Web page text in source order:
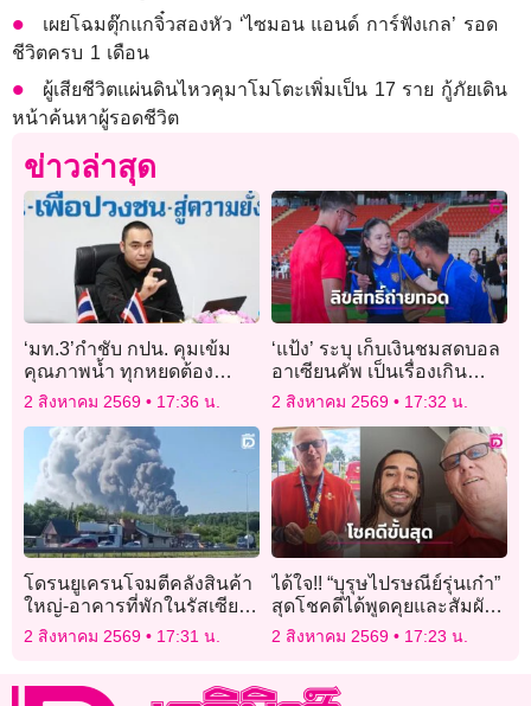
เผยโฉมตุ๊กแกจิ๋วสองหัว ‘ไซมอน แอนด์ การ์ฟังเกล’ รอด
ชีวิตครบ 1 เดือน
ผู้เสียชีวิตแผ่นดินไหวคุมาโมโตะเพิ่มเป็น 17 ราย กู้ภัยเดิน
หน้าค้นหาผู้รอดชีวิต
ข่าวล่าสุด
‘มท.3’กำชับ กปน. คุมเข้ม
คุณภาพน้ำ ทุกหยดต้อง
สะอาด ปลอดภัย ได้
2 สิงหาคม 2569 17:36 น.
‘แป้ง’ ระบุ เก็บเงินชมสดบอล
อาเซียนคัพ เป็นเรื่องเกิน
ควบคุมได้-อัดฉีด ‘ช้างศึก’ 2
2 สิงหาคม 2569 17:32 น.
โดรนยูเครนโจมตีคลังสินค้า
ใหญ่-อาคารที่พักในรัสเซีย มี
ผู้เสียชีวิตอย่างน้อย 2 ราย
2 สิงหาคม 2569 17:31 น.
ได้ใจ!! “บุรุษไปรษณีย์รุ่นเก๋า”
สุดโชคดีได้พูดคุยและสัมผัส
เหรียญแชมป์โลกของ “กูกูเร
2 สิงหาคม 2569 17:23 น.